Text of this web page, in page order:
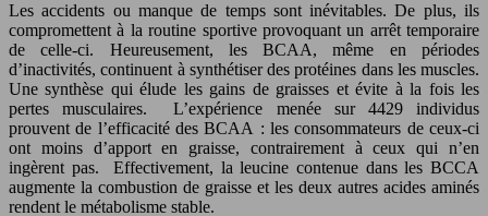
Les accidents ou manque de temps sont inévitables. De plus, ils
compromettent à la routine sportive provoquant un arrêt temporaire
de celle-ci. Heureusement, les BCAA, même en périodes
d’inactivités, continuent à synthétiser des protéines dans les muscles.
Une synthèse qui élude les gains de graisses et évite à la fois les
pertes musculaires. L’expérience menée sur 4429 individus
prouvent de l’efficacité des BCAA : les consommateurs de ceux-ci
ont moins d’apport en graisse, contrairement à ceux qui n’en
ingèrent pas. Effectivement, la leucine contenue dans les BCCA
augmente la combustion de graisse et les deux autres acides aminés
rendent le métabolisme stable.